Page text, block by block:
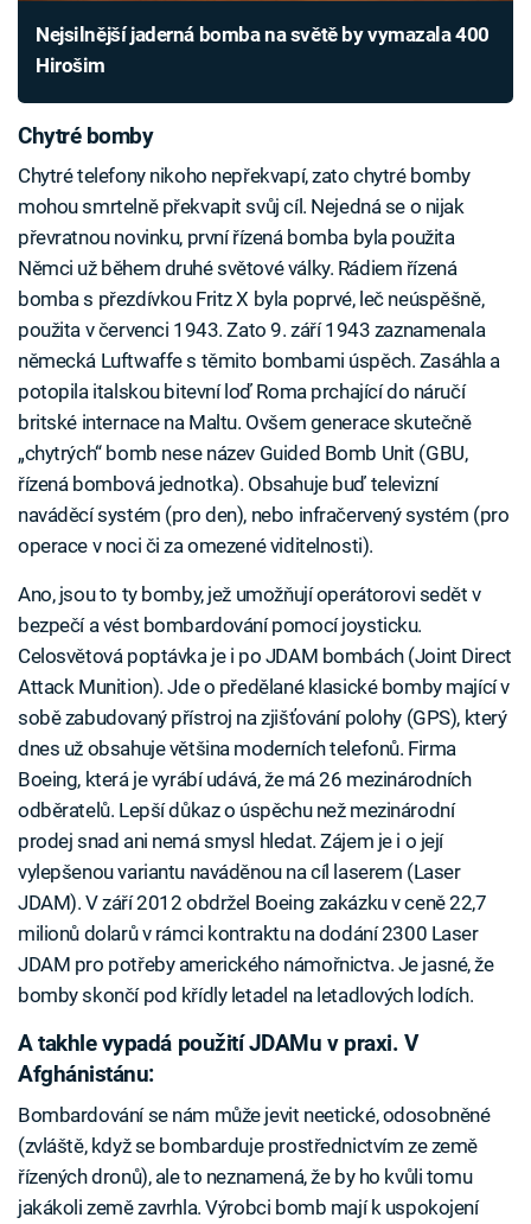
Nejsilnější jaderná bomba na světě by vymazala 400
Hirošim
Chytré bomby
Chytré telefony nikoho nepřekvapí, zato chytré bomby
mohou smrtelně překvapit svůj cíl. Nejedná se o nijak
převratnou novinku, první řízená bomba byla použita
Němci už během druhé světové války. Rádiem řízená
bomba s přezdívkou Fritz X byla poprvé, leč neúspěšně,
použita v červenci 1943. Zato 9. září 1943 zaznamenala
německá Luftwaffe s těmito bombami úspěch. Zasáhla a
potopila italskou bitevní loď Roma prchající do náručí
britské internace na Maltu. Ovšem generace skutečně
„chytrých“ bomb nese název Guided Bomb Unit (GBU,
řízená bombová jednotka). Obsahuje buď televizní
naváděcí systém (pro den), nebo infračervený systém (pro
operace v noci či za omezené viditelnosti).
Ano, jsou to ty bomby, jež umožňují operátorovi sedět v
bezpečí a vést bombardování pomocí joysticku.
Celosvětová poptávka je i po JDAM bombách (Joint Direct
Attack Munition). Jde o předělané klasické bomby mající v
sobě zabudovaný přístroj na zjišťování polohy (GPS), který
dnes už obsahuje většina moderních telefonů. Firma
Boeing, která je vyrábí udává, že má 26 mezinárodních
odběratelů. Lepší důkaz o úspěchu než mezinárodní
prodej snad ani nemá smysl hledat. Zájem je i o její
vylepšenou variantu naváděnou na cíl laserem (Laser
JDAM). V září 2012 obdržel Boeing zakázku v ceně 22,7
milionů dolarů v rámci kontraktu na dodání 2300 Laser
JDAM pro potřeby amerického námořnictva. Je jasné, že
bomby skončí pod křídly letadel na letadlových lodích.
A takhle vypadá použití JDAMu v praxi. V
Afghánistánu:
Bombardování se nám může jevit neetické, odosobněné
(zvláště, když se bombarduje prostřednictvím ze země
řízených dronů), ale to neznamená, že by ho kvůli tomu
jakákoli země zavrhla. Výrobci bomb mají k uspokojení